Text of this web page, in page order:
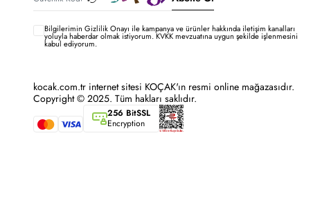
Bilgilerimin Gizlilik Onayı ile kampanya ve ürünler hakkında iletişim kanalları
yoluyla haberdar olmak istiyorum.KVKK mevzuatına uygun şekilde işlenmesini
kabul ediyorum.
kocak.com.tr internet sitesi KOÇAK'ın resmi online mağazasıdır.
Copyright © 2025. Tüm hakları saklıdır.
256 BitSSL
Encryption